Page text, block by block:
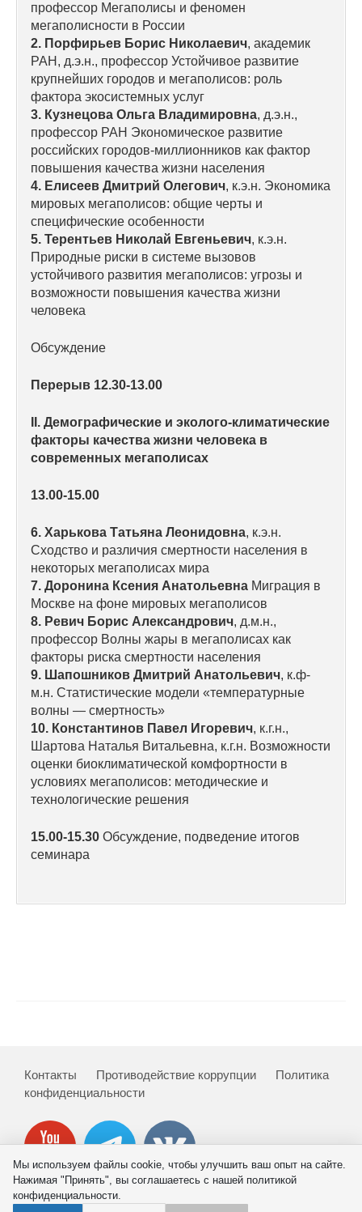
Выпуски
Редакционная этика
Информация для авторов
Общие требования
Стандарты оформления
Семинары
Энергетический семинар
Российско-французский семинар
Ученый совет
Регулярные прогнозы
Квартальный прогноз
Краткосрочный прогноз
Оценка индекса промышленного
производства
Российская Система Климатического
Мониторинга
Центр «Климатическая политика и
экономика России»
Образование и карьера
Обучение
О совете
профессор Мегаполисы и феномен
мегаполисности в России
2. Порфирьев Борис Николаевич, академик
РАН, д.э.н., профессор Устойчивое развитие
крупнейших городов и мегаполисов: роль
фактора экосистемных услуг
3. Кузнецова Ольга Владимировна, д.э.н.,
профессор РАН Экономическое развитие
российских городов-миллионников как фактор
повышения качества жизни населения
4. Елисеев Дмитрий Олегович, к.э.н. Экономика
мировых мегаполисов: общие черты и
специфические особенности
5. Терентьев Николай Евгеньевич, к.э.н.
Природные риски в системе вызовов
устойчивого развития мегаполисов: угрозы и
возможности повышения качества жизни
человека
Обсуждение
Перерыв 12.30-13.00
II. Демографические и эколого-климатические
факторы качества жизни человека в
современных мегаполисах
13.00-15.00
6. Харькова Татьяна Леонидовна, к.э.н.
Сходство и различия смертности населения в
некоторых мегаполисах мира
7. Доронина Ксения Анатольевна Миграция в
Москве на фоне мировых мегаполисов
8. Ревич Борис Александрович, д.м.н.,
профессор Волны жары в мегаполисах как
факторы риска смертности населения
9. Шапошников Дмитрий Анатольевич, к.ф-
м.н. Статистические модели «температурные
волны — смертность»
10. Константинов Павел Игоревич, к.г.н.,
Шартова Наталья Витальевна, к.г.н. Возможности
оценки биоклиматической комфортности в
условиях мегаполисов: методические и
технологические решения
15.00-15.30 Обсуждение, подведение итогов
семинара
Контакты Противодействие коррупции
Политика
конфиденциальности
Мы используем файлы cookie, чтобы улучшить ваш опыт на сайте.
Нажимая "Принять", вы соглашаетесь с нашей политикой
конфиденциальности.